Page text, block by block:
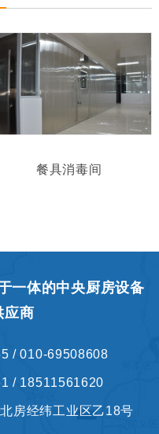
餐具消毒间
一体的中央厨房设备
应商
/ 010-69508608
/ 18511561620
房经纬工业区乙18号